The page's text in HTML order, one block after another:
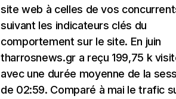
site web à celles de vos
suivant les indicateurs clés du
comportement sur le site. En juin
tharrosnews.gr a reçu 199,75 k
avec une durée moyenne de la
de 02:59. Comparé à mai le trafic